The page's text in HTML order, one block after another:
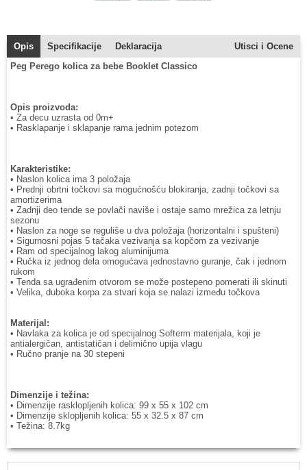
Opis Specifikacije Deklaracija
Utisci i Ocene
Peg Perego kolica za bebe Booklet Classico
Opis proizvoda:
• Za decu uzrasta od 0m+
• Rasklapanje i sklapanje rama jednim potezom
Karakteristike:
• Naslon kolica ima 3 položaja
• Prednji obrtni točkovi sa mogućnošću blokiranja, zadnji točkovi sa
amortizerima
• Zadnji deo tende se povlači naviše i ostaje samo mrežica za letnju
sezonu
• Naslon za noge se reguliše u dva položaja (horizontalni i spušteni)
• Sigurnosni pojas 5 tačaka vezivanja sa kopčom za vezivanje
• Ram od specijalnog lakog aluminijuma
• Ručka iz jednog dela omogućava jednostavno guranje, čak i jednom
rukom
• Tenda sa ugrađenim otvorom se može postepeno pomerati ili skinuti
• Velika, duboka korpa za stvari koja se nalazi između točkova
Materijal:
• Navlaka za kolica je od specijalnog Softerm materijala, koji je
antialergičan, antistatičan i delimično upija vlagu
• Ručno pranje na 30 stepeni
Dimenzije i težina:
• Dimenzije rasklopljenih kolica: 99 x 55 x 102 cm
• Dimenzije sklopljenih kolica: 55 x 32.5 x 87 cm
• Težina: 8.7kg